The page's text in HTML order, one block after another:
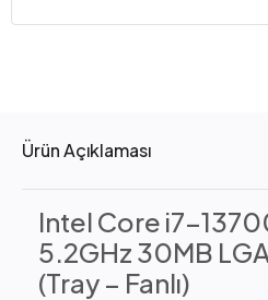
Ürün Açıklaması
Intel Core i7-
5.2GHz 30MB
(Tray – Fanlı)